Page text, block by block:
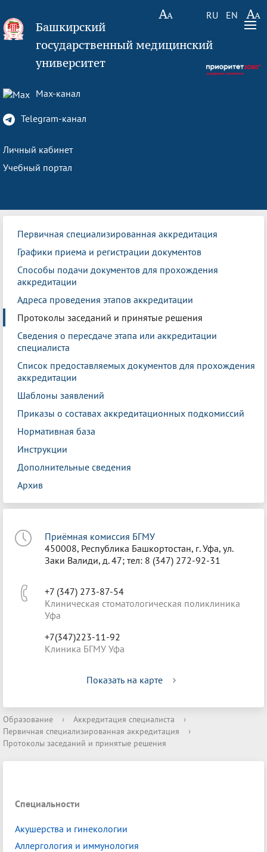
RU EN
Башкирский
государственный медицинский
университет
Max-канал
Telegram-канал
Личный кабинет
Учебный портал
Первичная специализированная аккредитация
Графики приема и регистрации документов
Способы подачи документов для прохождения
аккредитации
Адреса проведения этапов аккредитации
Протоколы заседаний и принятые решения
Сведения о пересдаче этапа или аккредитации
специалиста
Список предоставляемых документов для прохождения
аккредитации
Шаблоны заявлений
Приказы о составах аккредитационных подкомиссий
Нормативная база
Инструкции
Дополнительные сведения
Архив
Приёмная комиссия БГМУ
450008, Республика Башкортостан, г. Уфа, ул.
Заки Валиди, д. 47; тел: 8 (347) 272-92-31
+7 (347) 273-87-54
Клиническая стоматологическая поликлиника
Уфа
+7(347)223-11-92
Клиника БГМУ Уфа
Показать на карте
Образование › Аккредитация специалиста
›
Первичная специализированная аккредитация
›
Протоколы заседаний и принятые решения
Специальности
Акушерства и гинекологии
Аллергология и иммунология